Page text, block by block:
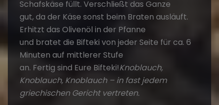
Griechisches Geschnetzeltes mit Feta
Ihr braucht
(für 4 Personen):
3 kleine Zwiebeln
300 gr. Zucchini
1 Knoblauchzehe